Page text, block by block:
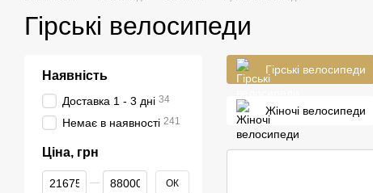
Гірські велосипеди
Гірські велосипеди
Жіночі велосипеди
Наявність
Доставка 1 - 3 дні 34
Немає в наявності 241
Ціна, грн
Від Ціна, грн
До Ціна, грн ОК